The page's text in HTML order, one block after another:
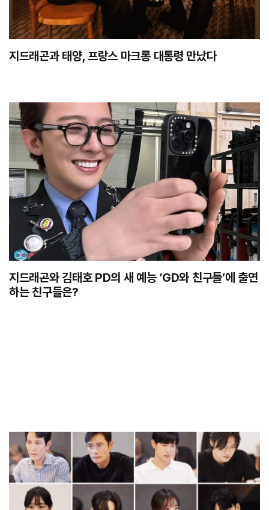
지드래곤과 태양, 프랑스 마크롱 대통령 만났다
지드래곤와 김태호 PD의 새 예능 ‘GD와 친구들’에 출연
하는 친구들은?